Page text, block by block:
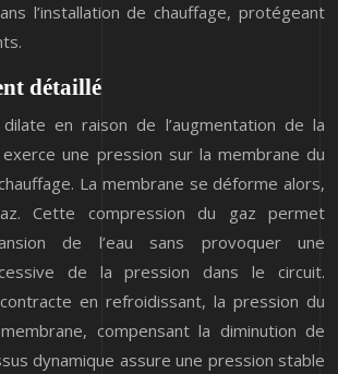
l’installation de chauffage, protégeant
détaillé
en raison de l’augmentation de la
une pression sur la membrane du
La membrane se déforme alors,
Cette compression du gaz permet
de l’eau sans provoquer une
de la pression dans le circuit.
en refroidissant, la pression du
compensant la diminution de
dynamique assure une pression stable